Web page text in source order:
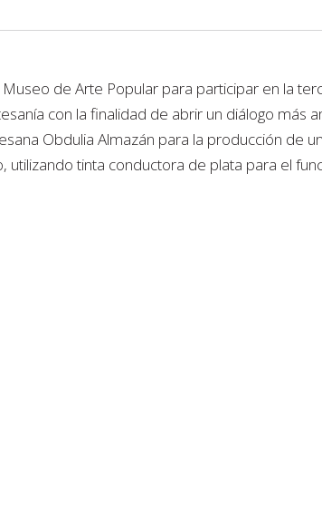
de Arte Popular para participar en la
con la finalidad de abrir un diálogo más
Obdulia Almazán para la producción de
utilizando tinta conductora de plata para el